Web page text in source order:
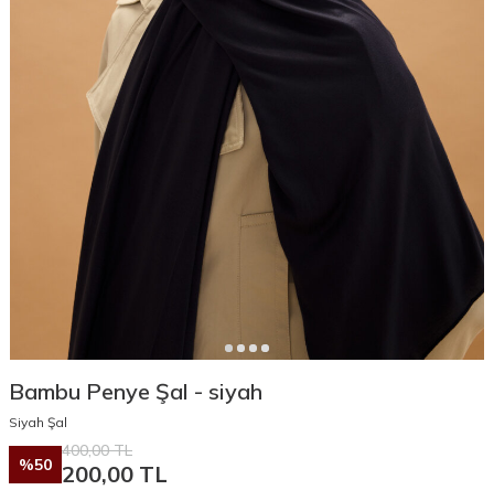
Bambu Penye Şal - siyah
Siyah Şal
%50
400,00TL
200,00 TL